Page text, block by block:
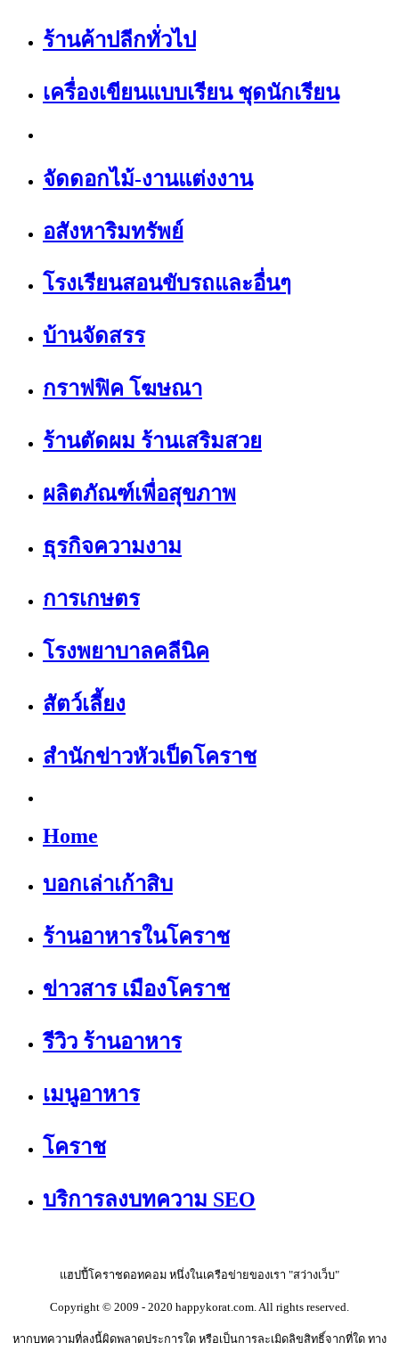
ร้านค้าปลีกทั่วไป
เครื่องเขียนแบบเรียน ชุดนักเรียน
จัดดอกไม้-งานแต่งงาน
อสังหาริมทรัพย์
โรงเรียนสอนขับรถและอื่นๆ
บ้านจัดสรร
กราฟฟิค โฆษณา
ร้านตัดผม ร้านเสริมสวย
ผลิตภัณฑ์เพื่อสุขภาพ
ธุรกิจความงาม
การเกษตร
โรงพยาบาลคลีนิค
สัตว์เลี้ยง
สำนักข่าวหัวเป็ดโคราช
Home
บอกเล่าเก้าสิบ
ร้านอาหารในโคราช
ข่าวสาร เมืองโคราช
รีวิว ร้านอาหาร
เมนูอาหาร
โคราช
บริการลงบทความ SEO
แฮปปี้โคราชดอทคอม หนึ่งในเครือข่ายของเรา "สว่างเว็บ"
Copyright © 2009 - 2020 happykorat.com. All rights reserved.
หากบทความที่ลงนี้ผิดพลาดประการใด หรือเป็นการละเมิดลิขสิทธิ์จากที่ใด ทาง